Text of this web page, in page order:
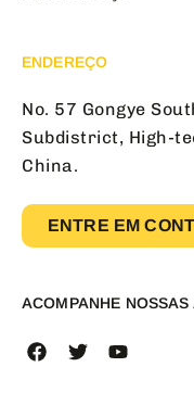
ENDEREÇO
No. 57 Gongye
Subdistrict, High-
China.
ENTRE EM
ACOMPANHE